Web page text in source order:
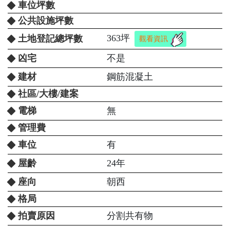
車位坪數
公共設施坪數
土地登記總坪數
363坪 觀看資訊
凶宅
不是
建材
鋼筋混凝土
社區/大樓/建案
電梯
無
管理費
車位
有
屋齡
24年
座向
朝西
格局
拍賣原因
分割共有物